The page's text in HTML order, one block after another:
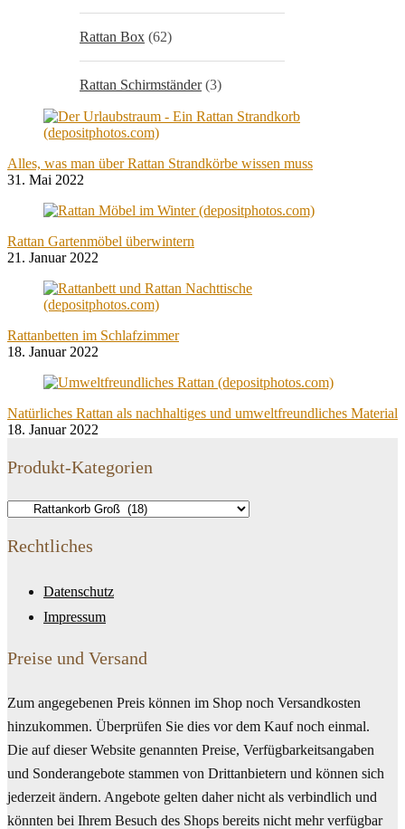
Rattan Box (62)
Rattan Schirmständer (3)
Alles, was man über Rattan Strandkörbe wissen muss
31. Mai 2022
Rattan Gartenmöbel überwintern
21. Januar 2022
Rattanbetten im Schlafzimmer
18. Januar 2022
Natürliches Rattan als nachhaltiges und umweltfreundliches Material
18. Januar 2022
Produkt-Kategorien
Rechtliches
Datenschutz
Impressum
Preise und Versand
Zum angegebenen Preis können im Shop noch Versandkosten
hinzukommen. Überprüfen Sie dies vor dem Kauf noch einmal.
Die auf dieser Website genannten Preise, Verfügbarkeitsangaben
und Sonderangebote stammen von Drittanbietern und können sich
jederzeit ändern. Angebote gelten daher nicht als verbindlich und
könnten bei Ihrem Besuch des Shops bereits nicht mehr verfügbar